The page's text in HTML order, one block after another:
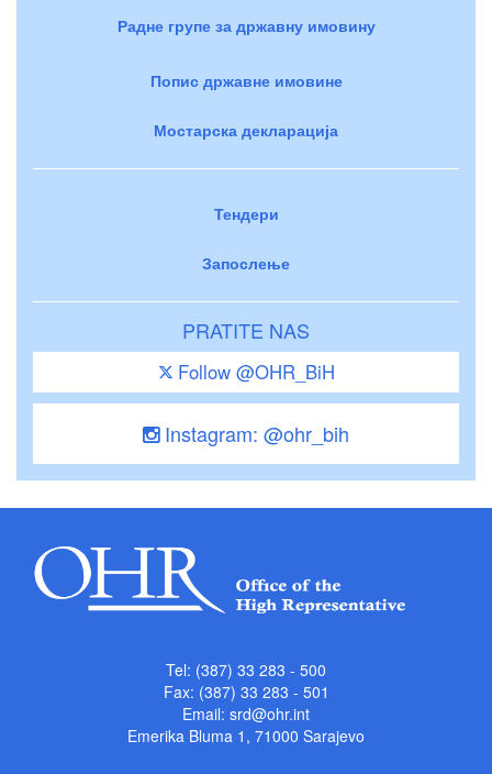
Радне групе за државну имовину
Попис државне имовине
Мостарска декларација
Тендери
Запослење
PRATITE NAS
Follow @OHR_BiH
Instagram: @ohr_bih
Tel: (387) 33 283 - 500
Fax: (387) 33 283 - 501
Email: srd@ohr.int
Emerika Bluma 1, 71000 Sarajevo